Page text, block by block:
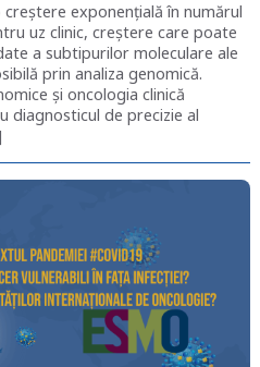
exponențială în numărul
uz clinic, creștere care poate
a subtipurilor moleculare ale
prin analiza genomică.
și oncologia clinică
diagnosticul de precizie al